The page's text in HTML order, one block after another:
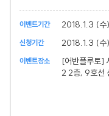
이벤트기간 2018.1.3 (
신청기간 2018.1.3 (
이벤트장소
[어반플루토]
2 2층, 9호선